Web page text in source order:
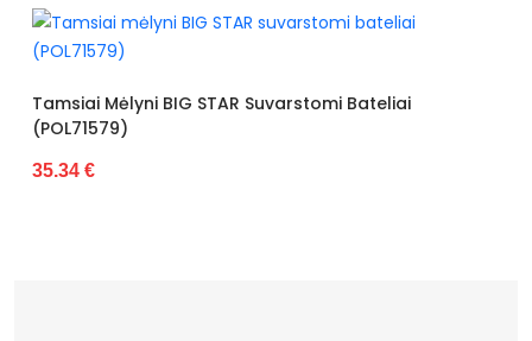
Užsegimas
Išorinė medžiaga Eko oda
Tamsiai Mėlyni BIG STAR Suvarstomi Bateliai
(POL71579)
35.34 €